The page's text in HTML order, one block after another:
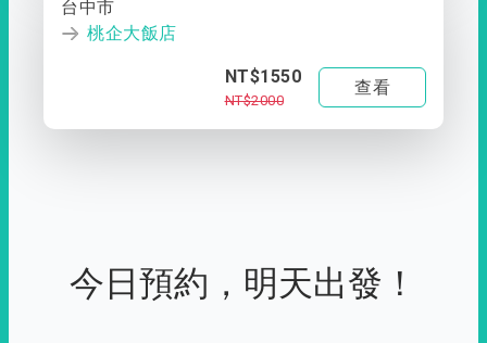
台中市
桃企大飯店
NT$1550
NT$2000
查看
今日預約，明天出發！